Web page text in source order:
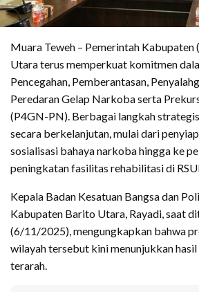
Muara Teweh – Pemerintah
Utara terus memperkuat komitmen
Pencegahan, Pemberantasan,
Peredaran Gelap Narkoba serta
(P4GN-PN). Berbagai langkah
secara berkelanjutan, mulai dari
sosialisasi bahaya narkoba hingga ke
peningkatan fasilitas rehabilitasi di
Kepala Badan Kesatuan Bangsa dan
Kabupaten Barito Utara, Rayadi, saat
(6/11/2025), mengungkapkan bahwa
wilayah tersebut kini menunjukkan
terarah.